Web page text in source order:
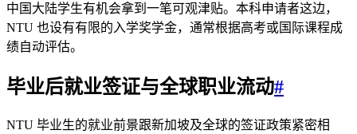
中国大陆学生有机会拿到一笔可观津贴。本科申请者这边，
NTU 也设有有限的入学奖学金，通常根据高考或国际课程成
绩自动评估。
毕业后就业签证与全球职业流动#
NTU 毕业生的就业前景跟新加坡及全球的签证政策紧密相